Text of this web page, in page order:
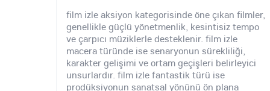
film izle aksiyon kategorisinde öne çıkan filmler,
genellikle güçlü yönetmenlik, kesintisiz tempo
ve çarpıcı müziklerle desteklenir. film izle
macera türünde ise senaryonun sürekliliği,
karakter gelişimi ve ortam geçişleri belirleyici
unsurlardır. film izle fantastik türü ise
prodüksiyonun sanatsal yönünü ön plana